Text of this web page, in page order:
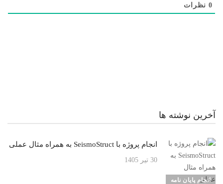
0 نظرات
آخرین نوشته ها
انجام پایان نامه
انجام پروژه با SeismoStruct به همراه مثال عملی
30 تیر 1405